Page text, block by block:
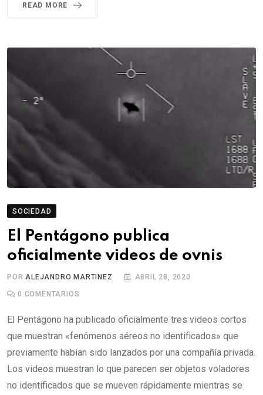
READ MORE
SOCIEDAD
El Pentágono publica
oficialmente videos de ovnis
PORALEJANDRO MARTINEZ ABRIL 28, 2020
0 COMENTARIOS
El Pentágono ha publicado oficialmente tres videos cortos
que muestran «fenómenos aéreos no identificados» que
previamente habían sido lanzados por una compañía privada.
Los videos muestran lo que parecen ser objetos voladores
no identificados que se mueven rápidamente mientras se